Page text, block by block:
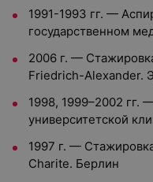
1991-1993 гг. —
государственном
2006 г. —
Friedrich-Alexander.
1998, 1999–2002 гг.
университетской
1997 г. —
Charite. Берлин